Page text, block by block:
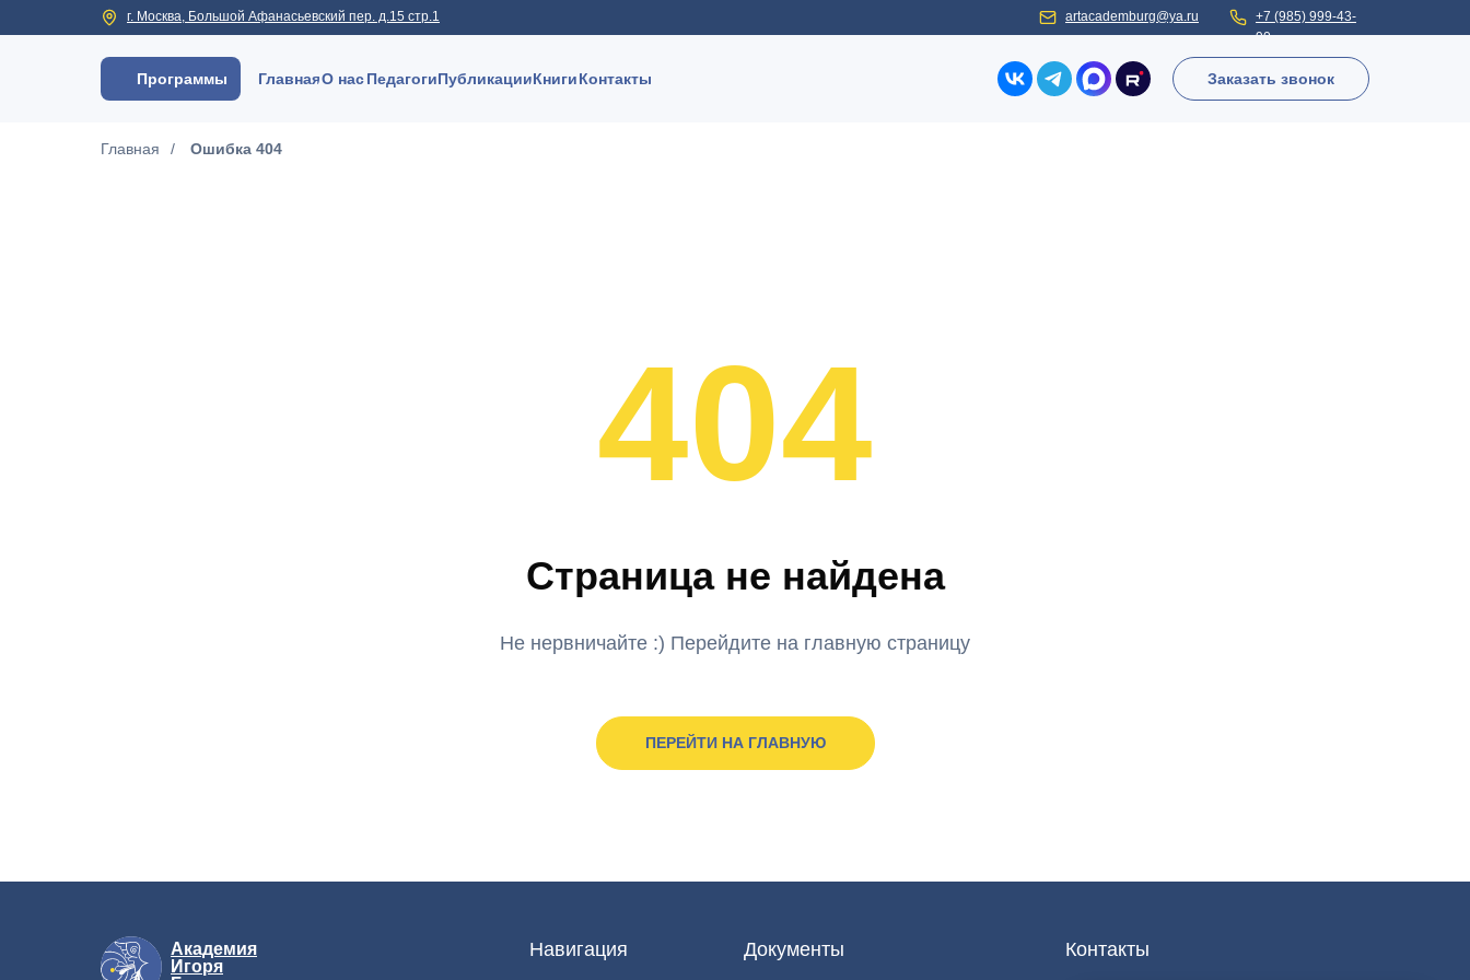
г. Москва, Большой Афанасьевский пер. д.15 стр.1 artacademburg@ya.ru
+7 (985) 999-43-
90
Программы Заказать звонок
ГлавнаяО насПедагогиПубликацииКнигиКонтакты
Главная / Ошибка 404
404
Страница не найдена
Не нервничайте :) Перейдите на главную страницу
ПЕРЕЙТИ НА ГЛАВНУЮ
Академия
Игоря
Навигация Документы Контакты